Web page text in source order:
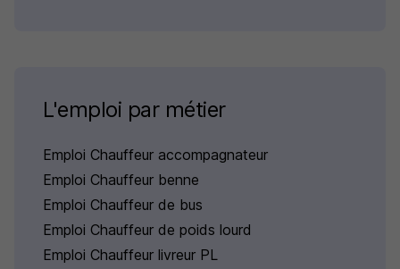
L'emploi par métier
Emploi Chauffeur accompagnateur
Emploi Chauffeur benne
Emploi Chauffeur de bus
Emploi Chauffeur de poids lourd
Emploi Chauffeur livreur PL